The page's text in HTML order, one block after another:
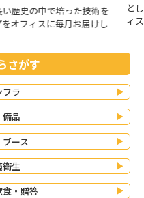
多種多様なお弁当をオフ
。
企
ご
さがす
ラ
品
ース
衛生
・贈答